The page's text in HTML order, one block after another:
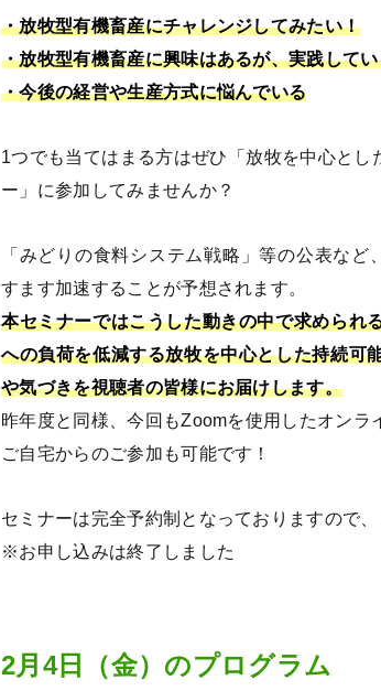
・放牧型有機畜産にチャレンジしてみたい！
・放牧型有機畜産に興味はあるが、実践して
・今後の経営や生産方式に悩んでいる
1つでも当てはまる方はぜひ「放牧を中心と
ー」に参加してみませんか？
「みどりの食料システム戦略」等の公表な
すます加速することが予想されます。
本セミナーではこうした動きの中で求められ
への負荷を低減する放牧を中心とした持続可
や気づきを視聴者の皆様にお届けします。
昨年度と同様、今回もZoomを使用したオンラ
ご自宅からのご参加も可能です！
セミナーは完全予約制となっておりますので
※お申し込みは終了しました
2月4日（金）のプログラム